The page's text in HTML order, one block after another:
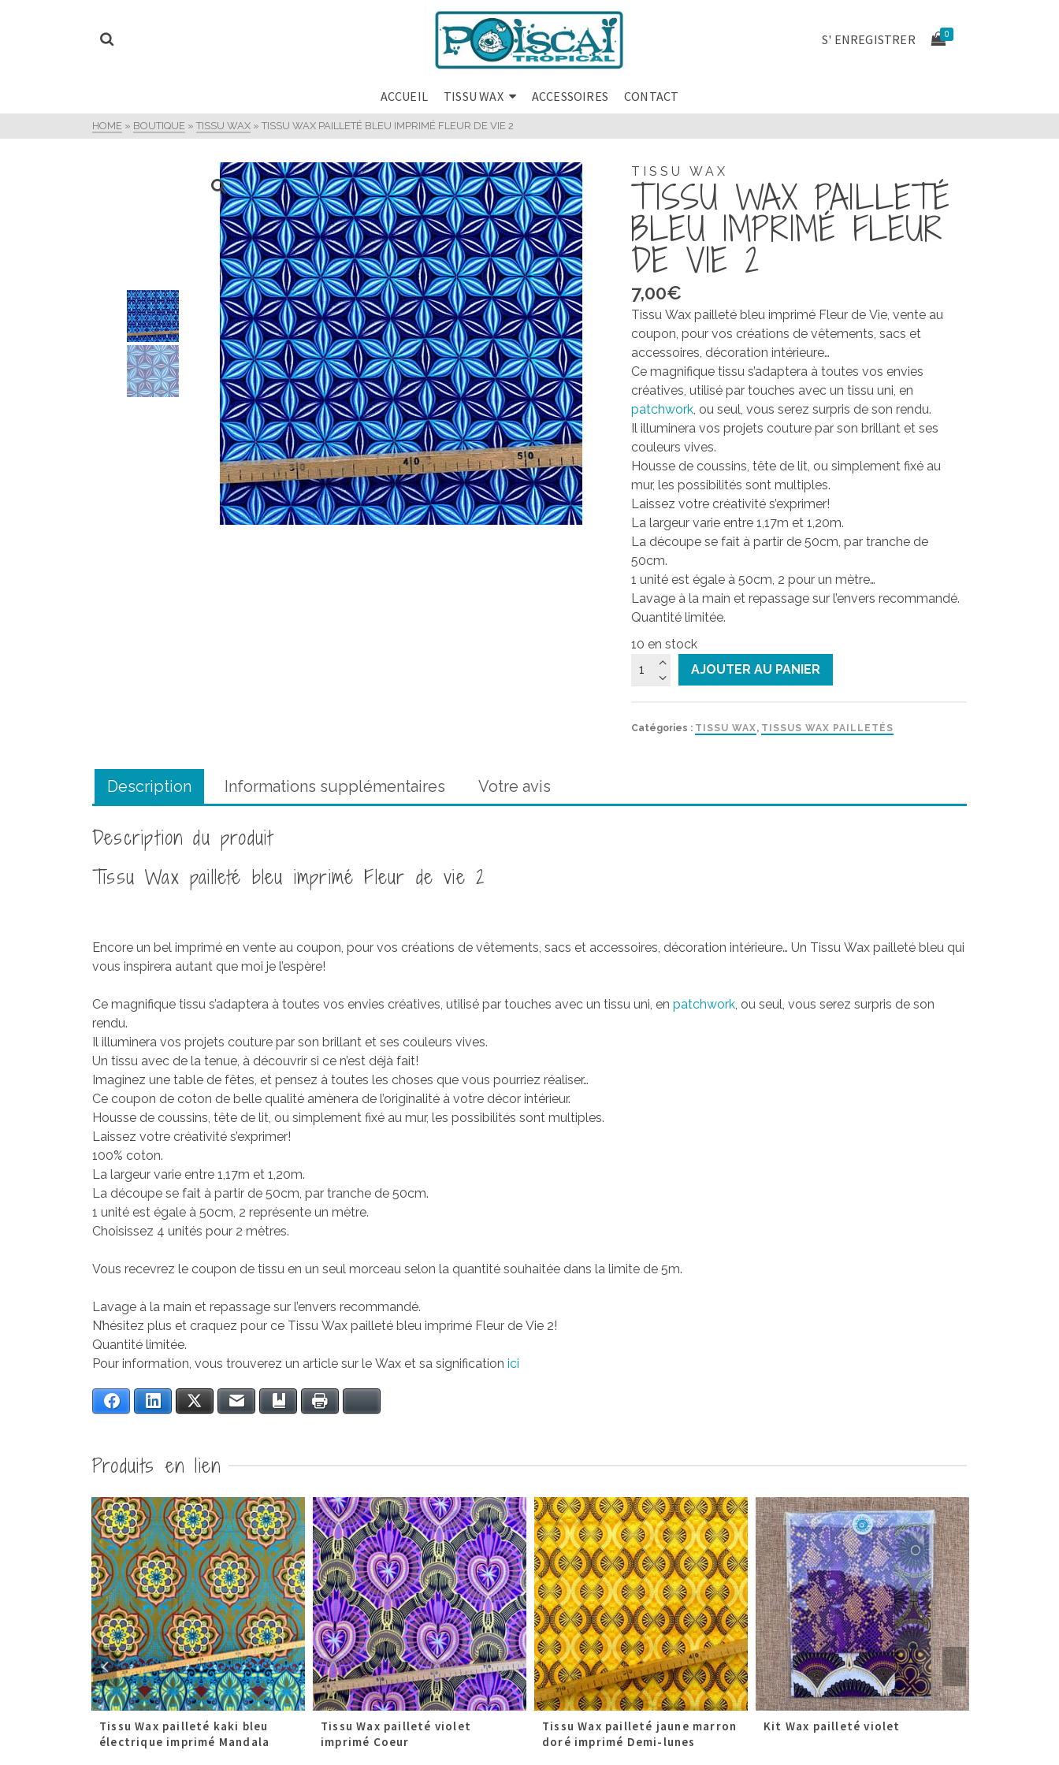
S' ENREGISTRER 0
ACCUEIL TISSU WAX ACCESSOIRES CONTACT
HOME » BOUTIQUE » TISSU WAX » TISSU WAX PAILLETÉ BLEU IMPRIMÉ FLEUR DE VIE 2
TISSU WAX
TISSU WAX PAILLETÉ
BLEU IMPRIMÉ FLEUR
DE VIE 2
7,00€
Tissu Wax pailleté bleu imprimé Fleur de Vie, vente au
coupon, pour vos créations de vêtements, sacs et
accessoires, décoration intérieure…
Ce magnifique tissu s’adaptera à toutes vos envies
créatives, utilisé par touches avec un tissu uni, en
patchwork, ou seul, vous serez surpris de son rendu.
Il illuminera vos projets couture par son brillant et ses
couleurs vives.
Housse de coussins, tête de lit, ou simplement fixé au
mur, les possibilités sont multiples.
Laissez votre créativité s’exprimer!
La largeur varie entre 1,17m et 1,20m.
La découpe se fait à partir de 50cm, par tranche de
50cm.
1 unité est égale à 50cm, 2 pour un mètre…
Lavage à la main et repassage sur l’envers recommandé.
Quantité limitée.
10 en stock
quantité
pailleté
AJOUTER AU PANIER
Catégories : TISSU WAX, TISSUS WAX PAILLETÉS
Description Informations supplémentaires Votre avis
Description du produit
Tissu Wax pailleté bleu imprimé Fleur de vie 2
Encore un bel imprimé en vente au coupon, pour vos créations de vêtements, sacs et accessoires, décoration intérieure… Un Tissu Wax pailleté bleu qui
vous inspirera autant que moi je l’espère!
Ce magnifique tissu s’adaptera à toutes vos envies créatives, utilisé par touches avec un tissu uni, en patchwork, ou seul, vous serez surpris de son
rendu.
Il illuminera vos projets couture par son brillant et ses couleurs vives.
Un tissu avec de la tenue, à découvrir si ce n’est déjà fait!
Imaginez une table de fêtes, et pensez à toutes les choses que vous pourriez réaliser…
Ce coupon de coton de belle qualité amènera de l’originalité à votre décor intérieur.
Housse de coussins, tête de lit, ou simplement fixé au mur, les possibilités sont multiples.
Laissez votre créativité s’exprimer!
100% coton.
La largeur varie entre 1,17m et 1,20m.
La découpe se fait à partir de 50cm, par tranche de 50cm.
1 unité est égale à 50cm, 2 représente un mètre.
Choisissez 4 unités pour 2 mètres.
Vous recevrez le coupon de tissu en un seul morceau selon la quantité souhaitée dans la limite de 5m.
Lavage à la main et repassage sur l’envers recommandé.
N’hésitez plus et craquez pour ce Tissu Wax pailleté bleu imprimé Fleur de Vie 2!
Quantité limitée.
Pour information, vous trouverez un article sur le Wax et sa signification ici
Facebook LinkedIn Twitter Bookmark
Produits en lien
Tissu Wax pailleté kaki bleu
électrique imprimé Mandala
Tissu Wax pailleté violet
imprimé Coeur
Tissu Wax pailleté jaune marron
doré imprimé Demi-lunes
Kit Wax pailleté violet